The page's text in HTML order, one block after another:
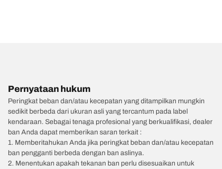
Pernyataan hukum
Peringkat beban dan/atau kecepatan yang ditampilkan mungkin
sedikit berbeda dari ukuran asli yang tercantum pada label
kendaraan. Sebagai tenaga profesional yang berkualifikasi, dealer
ban Anda dapat memberikan saran terkait :
1. Memberitahukan Anda jika peringkat beban dan/atau kecepatan
ban pengganti berbeda dengan ban aslinya.
2. Menentukan apakah tekanan ban perlu disesuaikan untuk